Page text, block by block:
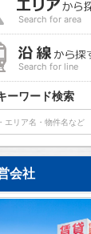
Search for area
Search for line
ーワード検索
会社